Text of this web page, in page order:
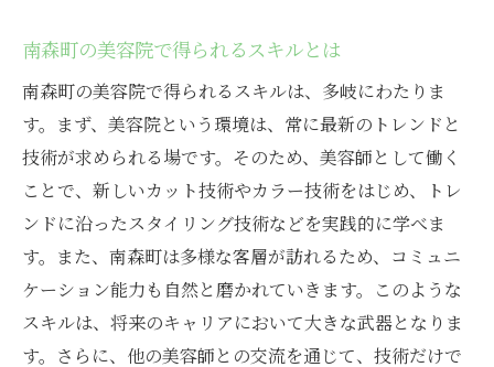
南森町の美容院での成功へのステップ
未来を形作る南森町の美容院の役割
南森町の美容院でのキャリアストーリー
美容師としての人生を変える南森町の体験
南森町の美容院で得られるスキルとは
南森町の美容院で得られるスキルは、多岐にわたりま
す。まず、美容院という環境は、常に最新のトレンドと
技術が求められる場です。そのため、美容師として働く
ことで、新しいカット技術やカラー技術をはじめ、トレ
ンドに沿ったスタイリング技術などを実践的に学べま
す。また、南森町は多様な客層が訪れるため、コミュニ
ケーション能力も自然と磨かれていきます。このような
スキルは、将来のキャリアにおいて大きな武器となりま
す。さらに、他の美容師との交流を通じて、技術だけで